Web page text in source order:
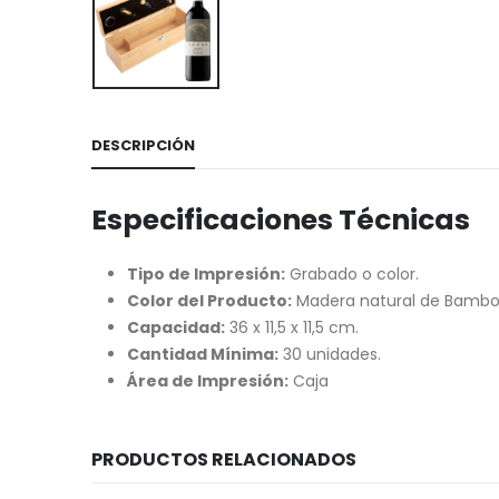
DESCRIPCIÓN
Especificaciones Técnicas
Tipo de Impresión: Grabado o color.
Color del Producto: Madera natural de
Capacidad: 36 x 11,5 x 11,5 cm.
Cantidad Mínima: 30 unidades.
Área de Impresión: Caja
PRODUCTOS RELACIONADOS